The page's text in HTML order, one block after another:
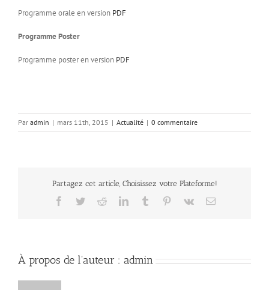
Programme orale en version PDF
Programme Poster
Programme poster en version PDF
Par admin | mars 11th, 2015 | Actualité | 0 commentaire
Partagez cet article, Choisissez votre Plateforme!
Facebook
TwitterRedditLinkedInTumblr Pinterest
Vk Email
À propos de l'auteur : admin